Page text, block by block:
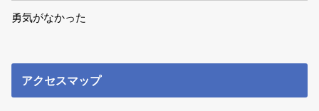
勇気がなかった
アクセスマップ